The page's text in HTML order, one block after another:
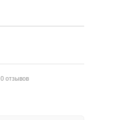
0 отзывов